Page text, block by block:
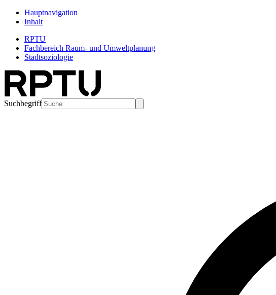
Hauptnavigation
Inhalt
RPTU
Fachbereich Raum- und Umweltplanung
Stadtsoziologie
Suchbegriff